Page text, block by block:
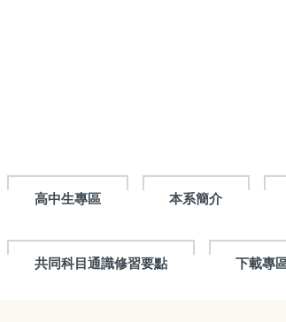
高中生專區 本系簡介
共同科目通識修習要點 下載專